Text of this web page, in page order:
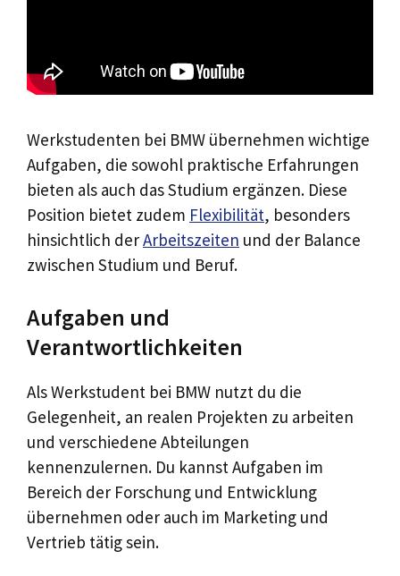
Werkstudenten bei BMW übernehmen wichtige
Aufgaben, die sowohl praktische Erfahrungen
bieten als auch das Studium ergänzen. Diese
Position bietet zudem Flexibilität, besonders
hinsichtlich derArbeitszeiten und der Balance
zwischen Studium und Beruf.
Aufgaben und
Verantwortlichkeiten
Als Werkstudent bei BMW nutzt du die
Gelegenheit, an realen Projekten zu arbeiten
und verschiedene Abteilungen
kennenzulernen. Du kannst Aufgaben im
Bereich der Forschung und Entwicklung
übernehmen oder auch im Marketing und
Vertrieb tätig sein.